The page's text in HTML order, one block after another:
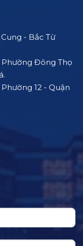
- Bắc Từ
Phường Đông Thọ
12 - Quận